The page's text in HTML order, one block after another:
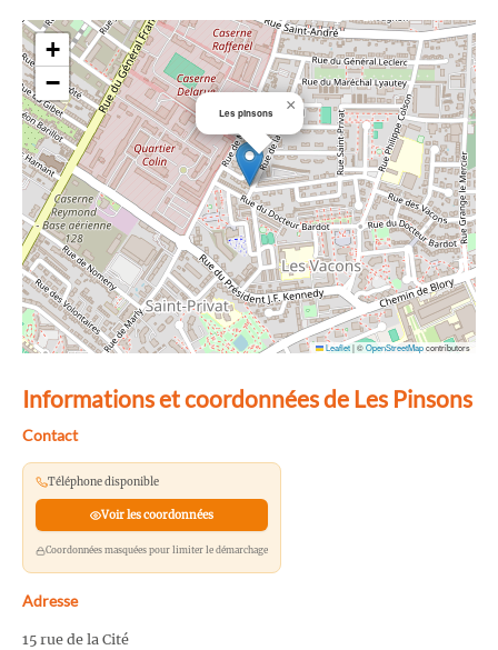
Les pinsons ×
+
−
Leaflet|©OpenStreetMapcontributors
Informations et coordonnées de Les Pinsons
Contact
Téléphone disponible
Voir les coordonnées
Coordonnées masquées pour limiter le démarchage
Adresse
15 rue de la Cité